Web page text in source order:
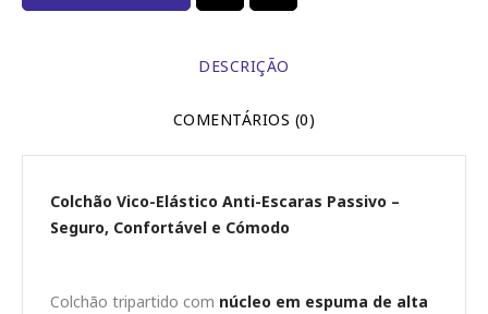
DESCRIÇÃO
COMENTÁRIOS (0)
Colchão Vico-Elástico Anti-Escaras Passivo –
Seguro, Confortável e Cómodo
Colchão tripartido com núcleo em espuma de alta